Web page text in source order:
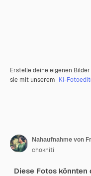
Erstelle deine eigenen
sie mit unserem KI-
Nahaufnahme von
chokniti
Diese Fotos